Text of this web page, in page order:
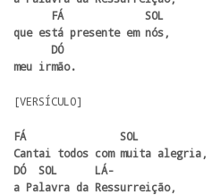
que está presente em nós,
meu irmão.
[VERSÍCULO]
FÁ               SOL
Cantai todos com muita alegria,
DÓ  SOL      LÁ-
a Palavra da Ressurreição,